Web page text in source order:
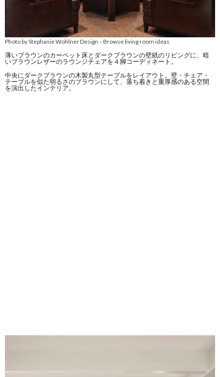
Photo by Stephanie Wohlner Design –Browse living room ideas
薄いブラウンのカーペット床とダークブラウンの壁紙のリビングに、暗
いブラウンレザーのラウンジチェアを４脚コーディネート。
中央にダークブラウンの木製丸型テーブルをレイアウト。壁・チェア・
テーブルを似た明るさのブラウンにして、落ち着きと重厚感のある空間
を演出したインテリア。